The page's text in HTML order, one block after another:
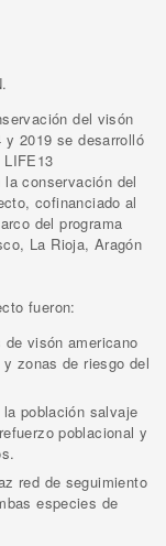
del visón
y 2019 se desarrolló
la conservación del
cofinanciado al
del programa
La Rioja, Aragón
fueron:
visón americano
zonas de riesgo del
población salvaje
poblacional y
red de seguimiento
especies de